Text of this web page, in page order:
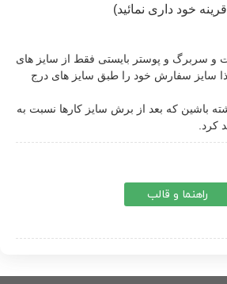
خود داری نمائید)
و سربرگ و پوستر بایستی فقط از سایز های
لذا سایز سفارش خود را طبق سایز های درج
باشین که بعد از برش سایز کارها نسبت به
کرد.
راهنما و قالب